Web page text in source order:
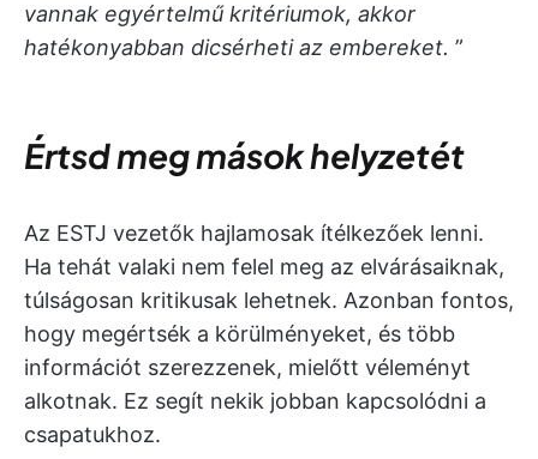
vannak egyértelmű kritériumok, akkor
hatékonyabban dicsérheti az embereket. ”
Értsd meg mások helyzetét
Az ESTJ vezetők hajlamosak ítélkezőek lenni.
Ha tehát valaki nem felel meg az elvárásaiknak,
túlságosan kritikusak lehetnek. Azonban fontos,
hogy megértsék a körülményeket, és több
információt szerezzenek, mielőtt véleményt
alkotnak. Ez segít nekik jobban kapcsolódni a
csapatukhoz.